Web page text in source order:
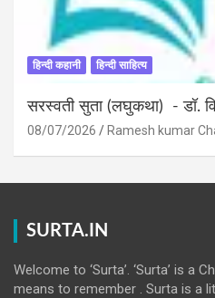
हिन्दी कहानी हिन्दी साहित्य
सरस्वती सुता (लघुकथा) ​- डॉ.
08/07/2026 Ramesh kumar
SURTA.IN
Welcome to ‘Surta’. ‘Surta’ is a
means to remember . Surta is a